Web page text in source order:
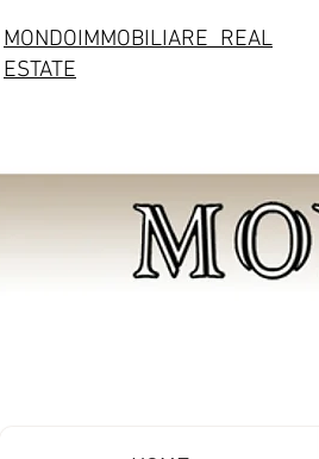
MONDOIMMOBILIARE REAL
ESTATE